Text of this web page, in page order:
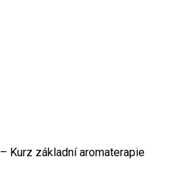
Kurz základní aromaterapie